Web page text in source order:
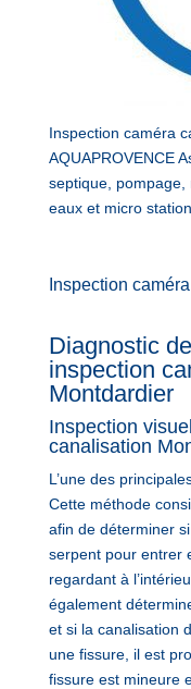
Inspection caméra
AQUAPROVENCE
septique,
eaux et micro
Inspection
Diagnostic
inspection
Montdardier
Inspection
canalisation
L’une des
Cette méthode
afin de déterminer
serpent pour entrer
regardant à
également
et si la canalisation
une fissure, il est
fissure est mineure